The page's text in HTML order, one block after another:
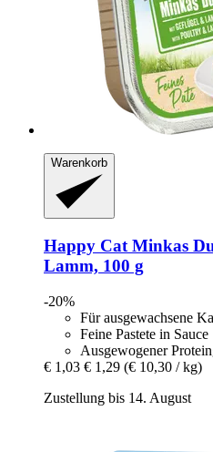
Warenkorb
Happy Cat Minkas
Lamm, 100 g
-20%
Für ausgewachsene
Feine Pastete in Sauce
Ausgewogener
€ 1,03 € 1,29 (€ 10,30 / kg)
Zustellung bis 14. August